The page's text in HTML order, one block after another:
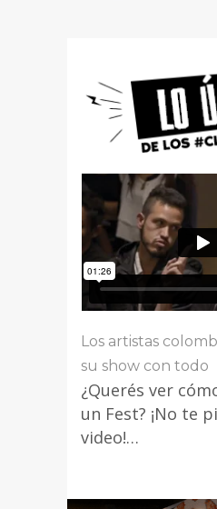
Los artistas
su show con todo
¿Querés ver
un Fest? ¡No te
video!…